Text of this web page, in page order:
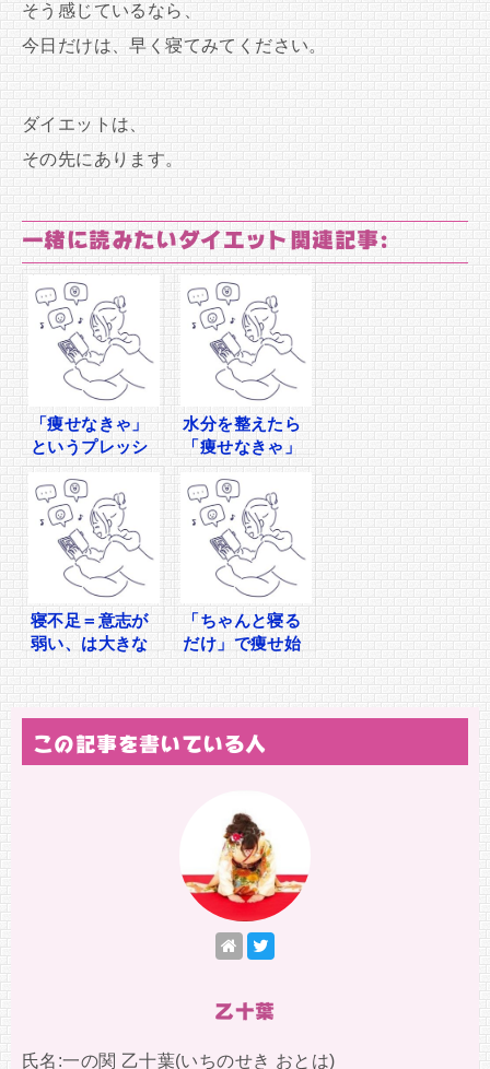
そう感じているなら、
今日だけは、早く寝てみてください。
ダイエットは、
その先にあります。
一緒に読みたいダイエット関連記事:
「痩せなきゃ」
というプレッシ
ャーが太る原因
だった話
水分を整えたら
「痩せなきゃ」
が「大丈夫」に
変わった
寝不足＝意志が
弱い、は大きな
「ちゃんと寝る
だけ」で痩せ始
この記事を書いている人
乙十葉
氏名:一の関 乙十葉(いちのせき おとは)